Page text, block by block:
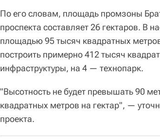
По его словам, площадь промзоны
проспекта составляет 26 гектаров. В
площадью 95 тысяч квадратных
построить примерно 412 тысяч
инфраструктуры, на 4 — технопарк.
"Высотность не будет превышать 90
квадратных метров на гектар", —
проекта.